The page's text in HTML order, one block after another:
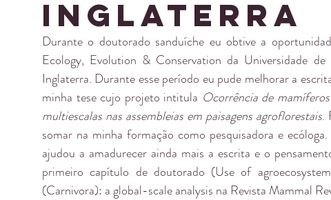
Inglaterra
Durante o doutorado sanduíche eu obtive a
Ecology, Evolution & Conservation da Universidade
Inglaterra. Durante esse período eu pude melhorar a
minha tese cujo projeto intitula Ocorrência de
multiescalas nas assembleias em paisagens agroflorestais.
somar na minha formação como pesquisadora e
ajudou a amadurecer ainda mais a escrita e o
primeiro capítulo de doutorado (Use of
(Carnivora): a global-scale analysis na Revista Mammal